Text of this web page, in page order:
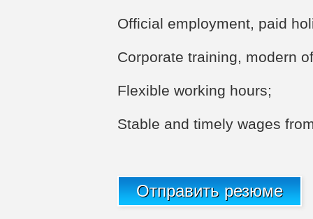
Official employment, paid
Corporate training, modern
Flexible working hours;
Stable and timely wages
Отправить резюме